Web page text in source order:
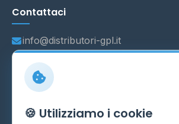
Contattaci
info@distributori-gpl.it
Carpi P.IVA 03859300364
🍪 Utilizziamo i cookie